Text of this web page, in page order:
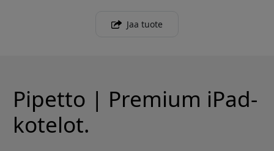
Jaa tuote
Pipetto | Premium iPad-
kotelot.